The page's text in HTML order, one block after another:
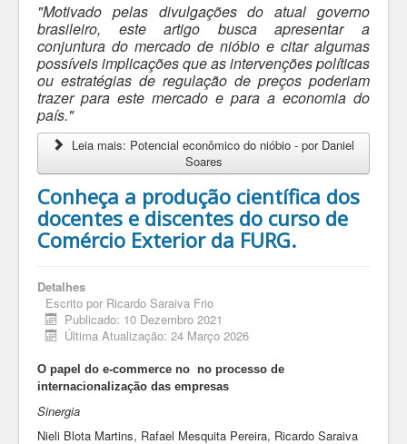
"Motivado pelas divulgações do atual governo
brasileiro, este artigo busca apresentar a
conjuntura do mercado de nióbio e citar algumas
possíveis implicações que as intervenções políticas
ou estratégias de regulação de preços poderiam
trazer para este mercado e para a economia do
país."
Leia mais: Potencial econômico do nióbio - por Daniel
Soares
Conheça a produção científica dos
docentes e discentes do curso de
Comércio Exterior da FURG.
Detalhes
Escrito por Ricardo Saraiva Frio
Publicado: 10 Dezembro 2021
Última Atualização: 24 Março 2026
O papel do e-commerce no no processo de
internacionalização das empresas
Sinergia
Nieli Blota Martins, Rafael Mesquita Pereira, Ricardo Saraiva